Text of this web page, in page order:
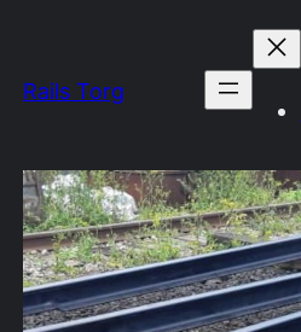
Rails Torg